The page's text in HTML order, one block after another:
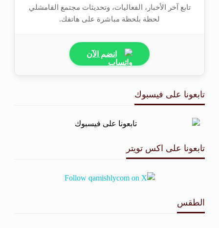
تابع آخر الأخبار، الفعاليات، وتحديثات مجتمع القامشلي
لحظة بلحظة مباشرة على هاتفك.
انضم الآن
تابعونا على فيسبوك
تابعونا على اكس تويتر
الطقس